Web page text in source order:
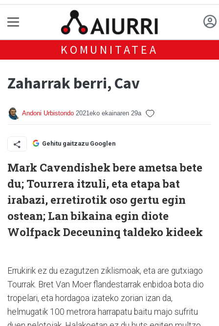
KOMUNITATEA
Zaharrak berri, Cav
Andoni Urbistondo 2021eko ekainaren 29a
Gehitu gaitzazu Googlen
Mark Cavendishek bere ametsa bete
du; Tourrera itzuli, eta etapa bat
irabazi, erretirotik oso gertu egin
ostean; Lan bikaina egin diote
Wolfpack Deceuninq taldeko kideek
Errukirik ez du ezagutzen ziklismoak, eta are gutxiago
Tourrak. Bret Van Moer flandestarrak enbidoa bota dio
tropelari, eta hordagoa izateko zorian izan da,
helmugatik 100 metrora harrapatu baitu majo sufritu